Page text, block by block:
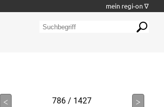
< 786 / 1427 >
mein regi-on ∇